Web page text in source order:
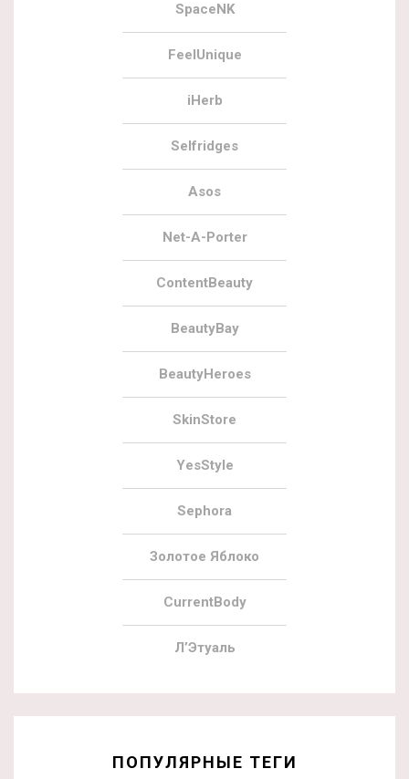
SpaceNK
FeelUnique
iHerb
Selfridges
Asos
Net-A-Porter
ContentBeauty
BeautyBay
BeautyHeroes
SkinStore
YesStyle
Sephora
Золотое Яблоко
CurrentBody
Л’Этуаль
ПОПУЛЯРНЫЕ ТЕГИ